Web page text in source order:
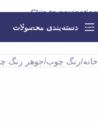
Skip to navigation
Skip to main content
دسته‌بندی محصولات
خانه رنگ چوب جوهر رنگ